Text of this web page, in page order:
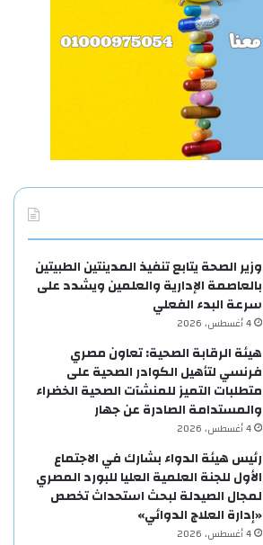
وزير الصحة يتابع تنفيذ المدينتين الطبيتين
بالعاصمة الإدارية والعلمين ويشدد على
سرعة البدء الفعلي
4 أغسطس، 2026
هيئة الرقابة الصحية: تعاون مصري
فرنسي لتأهيل الكوادر الصحية على
متطلبات التميز للمنشآت الصحية الخضراء
والمستدامة الصادرة عن جهار
4 أغسطس، 2026
رئيس هيئة الدواء بشارك في الاجتماع
الأول للجنة العلمية العليا للبورد المصري
لمجال الصيدلة لبحث استحداث تخصص
«إدارة العلاج الدوائي»
4 أغسطس، 2026